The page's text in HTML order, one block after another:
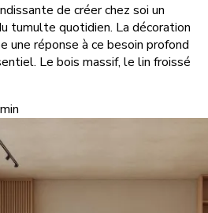
de créer chez soi un
tumulte quotidien. La décoration
une réponse à ce besoin profond
Le bois massif, le lin froissé